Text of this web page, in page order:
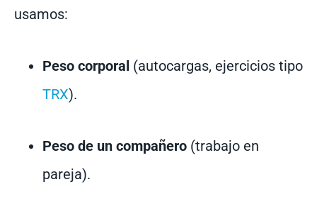
usamos:
Peso corporal (autocargas, ejercicios tipo
TRX).
Peso de un compañero (trabajo en
pareja).